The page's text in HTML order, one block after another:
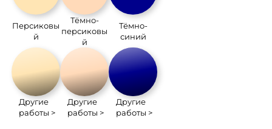
Персиковы
й
Другие
работы >
Тёмно-
персиковы
й
Другие
работы >
Тёмно-
синий
Другие
работы >